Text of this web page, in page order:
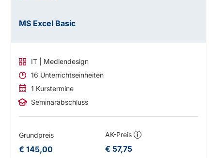
MS Excel Basic
IT | Mediendesign
16 Unterrichtseinheiten
1 Kurstermine
Seminarabschluss
Grundpreis
€ 145,00
AK-Preis i
€ 57,75